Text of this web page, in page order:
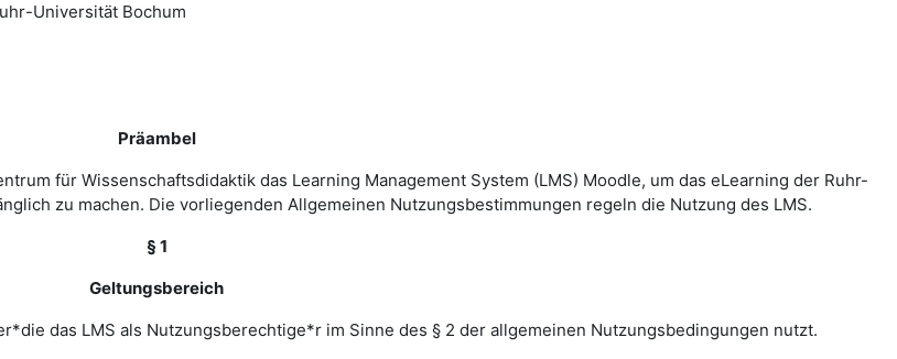
-Universität Bochum
Präambel
für Wissenschaftsdidaktik das Learning Management System (LMS) Moodle, um das eLearning der Ruhr-
zu machen. Die vorliegenden Allgemeinen Nutzungsbestimmungen regeln die Nutzung des LMS.
§ 1
Geltungsbereich
das LMS als Nutzungsberechtige*r im Sinne des § 2 der allgemeinen Nutzungsbedingungen nutzt.